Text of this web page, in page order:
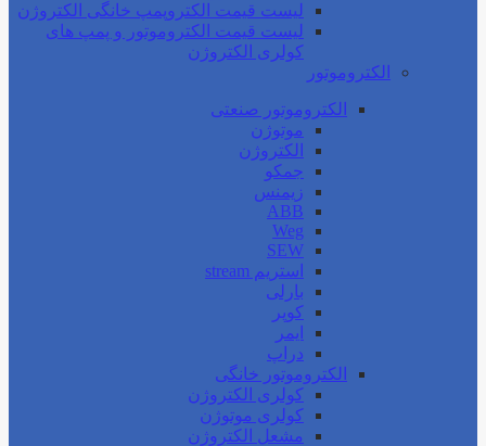
لیست قیمت الکتروپمپ خانگی الکتروژن
لیست قیمت الکتروموتور و پمپ های
کولری الکتروژن
الکتروموتور
الکتروموتور صنعتی
موتوژن
الکتروژن
جمکو
زیمنس
ABB
Weg
SEW
استریم stream
بارلی
کوپر
ایمر
دراپ
الکتروموتور خانگی
کولری الکتروژن
کولری موتوژن
مشعل الکتروژن